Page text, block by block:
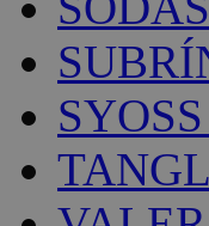
SYOSS